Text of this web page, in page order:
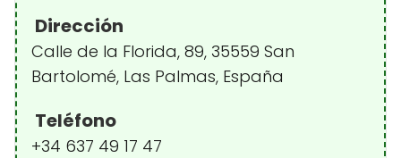
Dirección
Calle de la Florida, 89, 35559 San
Bartolomé, Las Palmas, España
Teléfono
+34 637 49 17 47